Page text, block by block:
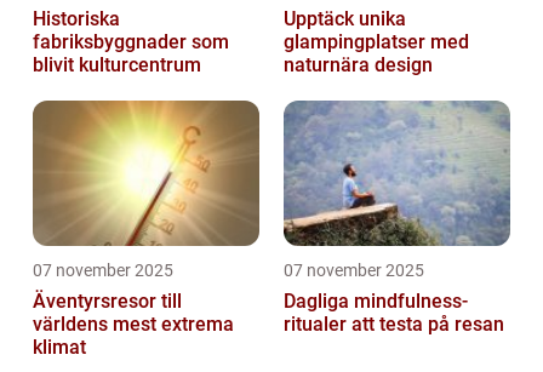
Historiska
fabriksbyggnader som
blivit kulturcentrum
Upptäck unika
glampingplatser med
naturnära design
07 november 2025
Äventyrsresor till
världens mest extrema
klimat
07 november 2025
Dagliga mindfulness-
ritualer att testa på resan